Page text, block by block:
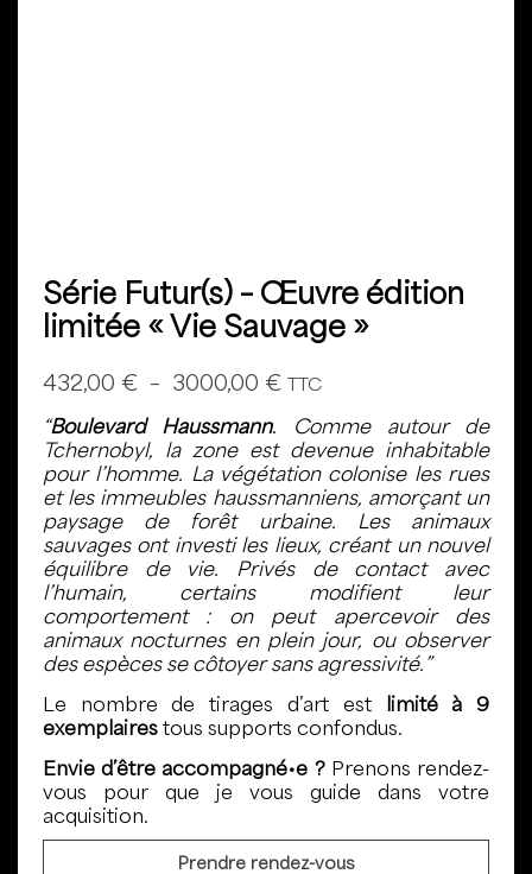
Série Futur(s) – Œuvre édition
limitée « Vie Sauvage »
432,00 € – 3000,00 € TTC
“Boulevard Haussmann. Comme autour de
Tchernobyl, la zone est devenue inhabitable
pour l’homme. La végétation colonise les rues
et les immeubles haussmanniens, amorçant un
paysage de forêt urbaine. Les animaux
sauvages ont investi les lieux, créant un nouvel
équilibre de vie. Privés de contact avec
l’humain, certains modifient leur
comportement : on peut apercevoir des
animaux nocturnes en plein jour, ou observer
des espèces se côtoyer sans agressivité.”
Le nombre de tirages d’art est
limité à 9
exemplairestous supports confondus.
Envie d’être accompagné•e ?Prenons rendez-
vous pour que je vous guide dans votre
acquisition.
Prendre rendez-vous